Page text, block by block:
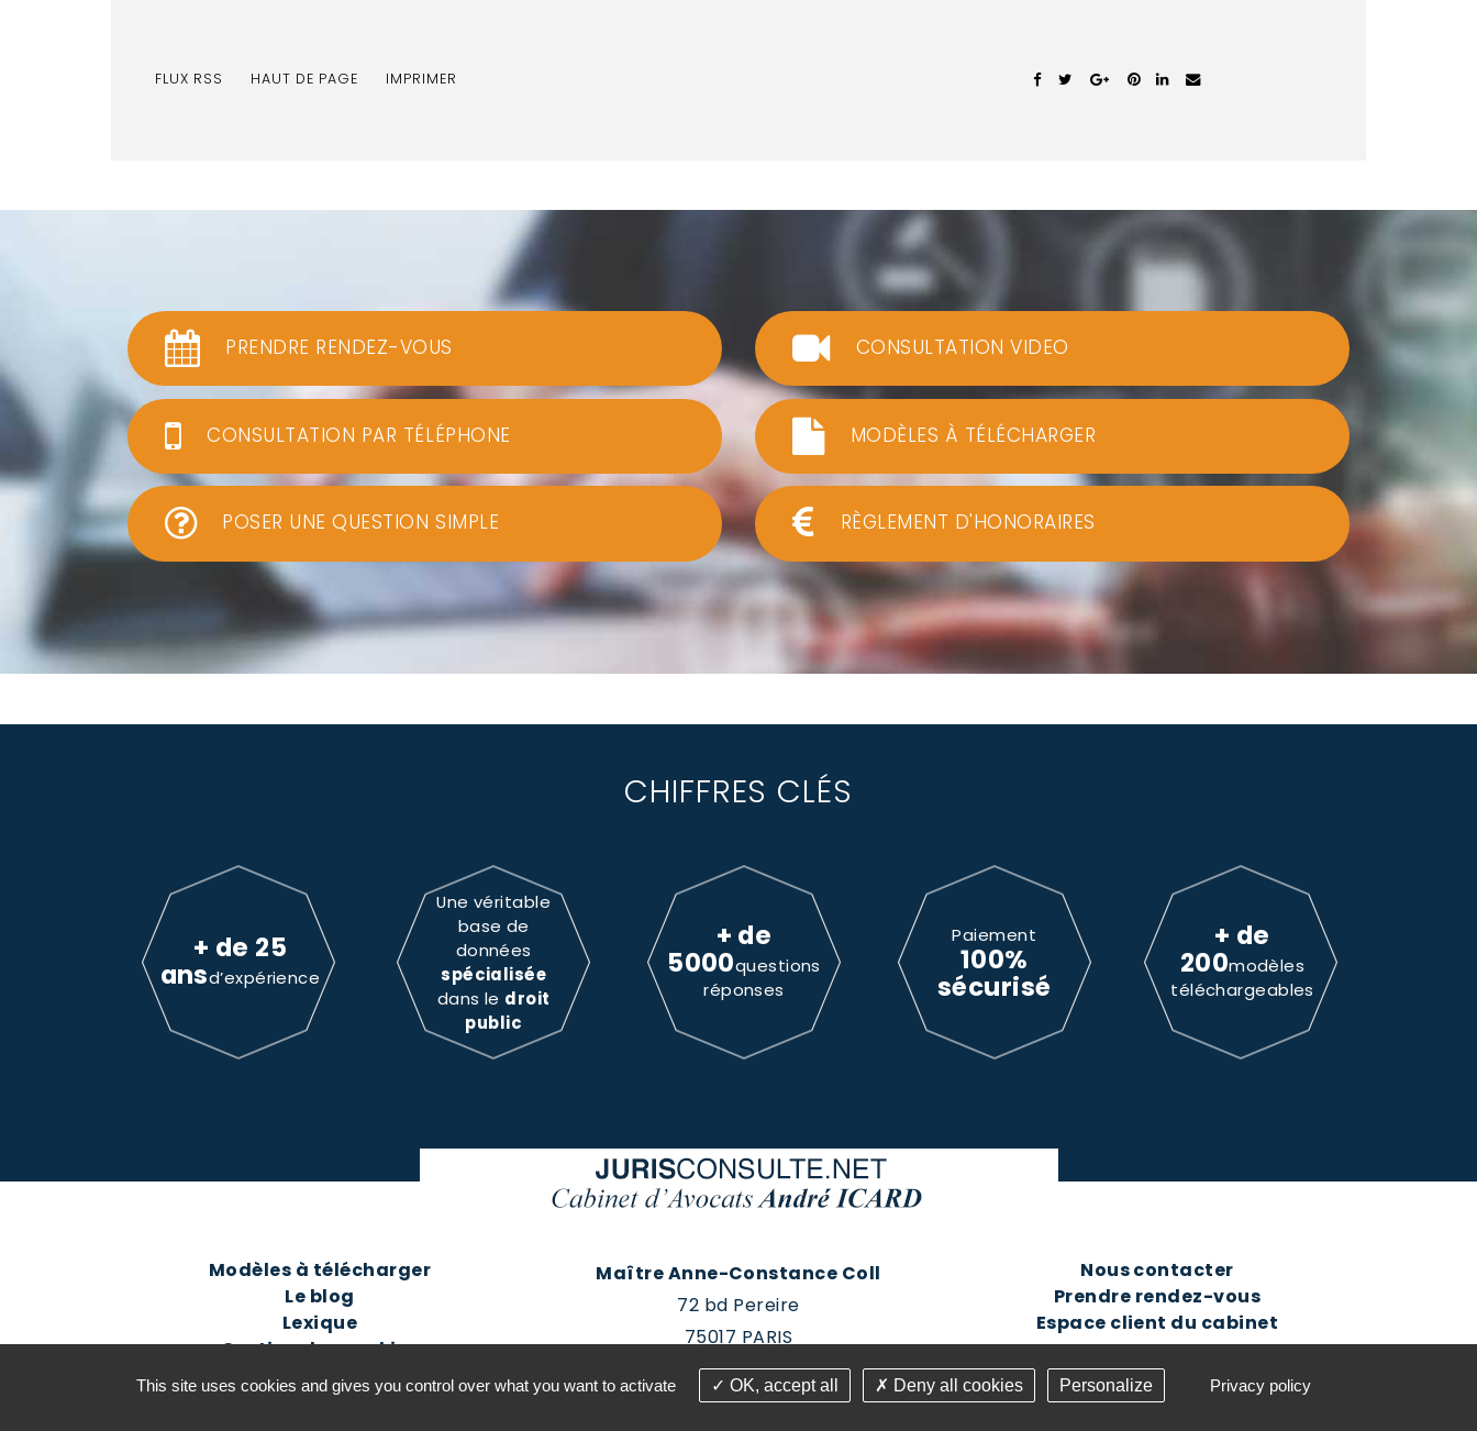
FLUX RSS HAUT DE PAGE IMPRIMER
PRENDRE RENDEZ-VOUS
CONSULTATION PAR TÉLÉPHONE
POSER UNE QUESTION SIMPLE
CONSULTATION VIDEO
MODÈLES À TÉLÉCHARGER
RÈGLEMENT D'HONORAIRES
CHIFFRES CLÉS
+ de 25
ansd’expérience
Une véritable
base de
données
spécialisée
dans le droit
public
+ de
5000questions
réponses
Paiement
100%
sécurisé
+ de
200modèles
téléchargeables
Modèles à télécharger
Le blog
Lexique
Gestion des cookies
Maître Anne-Constance Coll
72 bd Pereire
75017 PARIS
Tél : 01 60 88 18 78
Nous contacter
Prendre rendez-vous
Espace client du cabinet
©2016-26 Jurisconsulte - Tous droits réservés - Conception Absolute Communication & Création Answeb -Gestion cookies
This site uses cookies and gives you control over what you want to activate OK, accept all Deny all cookies Personalize Privacy policy